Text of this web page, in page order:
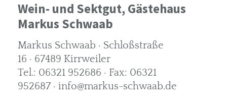
Wein- und Sektgut, Gästehaus
Markus Schwaab
Markus Schwaab · Schloßstraße
16 · 67489 Kirrweiler
Tel.: 06321 952686 · Fax: 06321
952687 · info@markus-schwaab.de